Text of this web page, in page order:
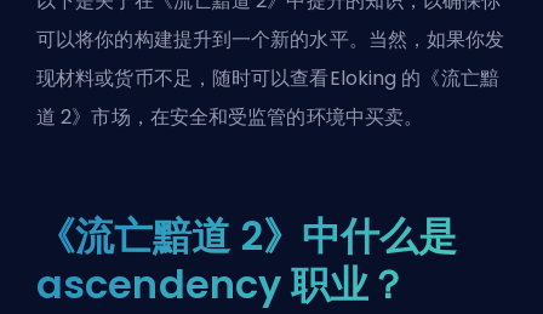
可以将你的构建提升到一个新的水平。当然，如果你发
现材料或货币不足，随时可以查看Eloking 的《流亡黯
道 2》市场 ，在安全和受监管的环境中买卖。
《流亡黯道 2》中什么是
ascendency 职业？